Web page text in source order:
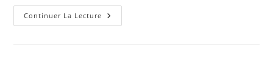
Continuer La Lecture Démontage
D’un